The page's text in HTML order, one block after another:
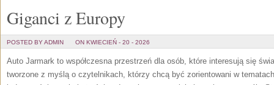
Giganci z Europy
POSTED BY ADMIN ON KWIECIEŃ - 20 - 2026
Auto Jarmark to współczesna przestrzeń dla osób, które interesują się
tworzone z myślą o czytelnikach, którzy chcą być zorientowani w